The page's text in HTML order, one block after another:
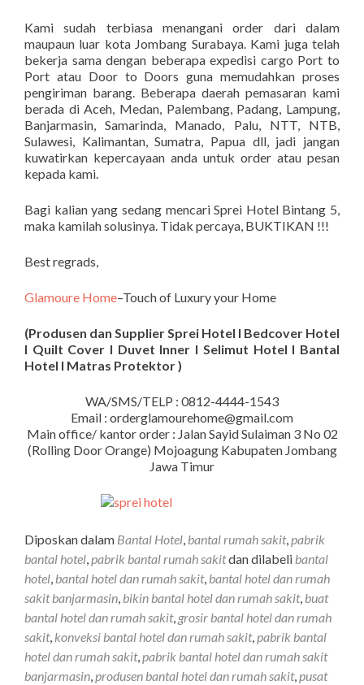
Kami sudah terbiasa menangani order dari dalam
maupaun luar kota Jombang Surabaya. Kami juga telah
bekerja sama dengan beberapa expedisi cargo Port to
Port atau Door to Doors guna memudahkan proses
pengiriman barang. Beberapa daerah pemasaran kami
berada di Aceh, Medan, Palembang, Padang, Lampung,
Banjarmasin, Samarinda, Manado, Palu, NTT, NTB,
Sulawesi, Kalimantan, Sumatra, Papua dll, jadi jangan
kuwatirkan kepercayaan anda untuk order atau pesan
kepada kami.
Bagi kalian yang sedang mencari Sprei Hotel Bintang 5,
maka kamilah solusinya. Tidak percaya, BUKTIKAN !!!
Best regrads,
Glamoure Home–Touch of Luxury your Home
(Produsen dan Supplier Sprei Hotel I Bedcover Hotel
I Quilt Cover I Duvet Inner I Selimut Hotel I Bantal
Hotel I Matras Protektor )
WA/SMS/TELP : 0812-4444-1543
Email : orderglamourehome@gmail.com
Main office/ kantor order : Jalan Sayid Sulaiman 3 No 02
(Rolling Door Orange) Mojoagung Kabupaten Jombang
Jawa Timur
Diposkan dalam Bantal Hotel, bantal rumah sakit,pabrik
bantal hotel,pabrik bantal rumah sakitdan dilabeli bantal
hotel, bantal hotel dan rumah sakit, bantal hotel dan rumah
sakit banjarmasin, bikin bantal hotel dan rumah sakit, buat
bantal hotel dan rumah sakit, grosir bantal hotel dan rumah
sakit, konveksi bantal hotel dan rumah sakit,pabrik bantal
hotel dan rumah sakit,pabrik bantal hotel dan rumah sakit
banjarmasin,produsen bantal hotel dan rumah sakit,pusat